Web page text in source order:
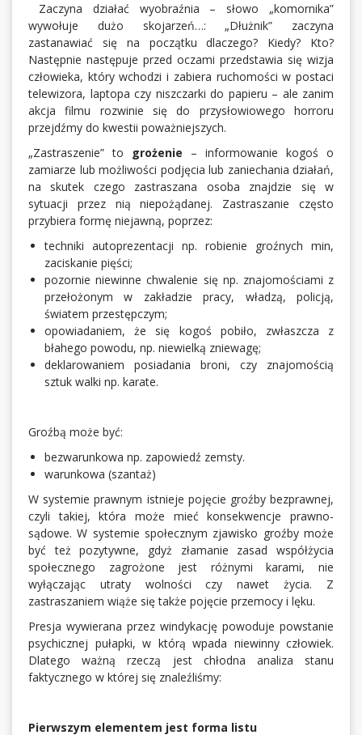
Zaczyna działać wyobraźnia – słowo „komornika”
wywołuje dużo skojarzeń…: „Dłużnik” zaczyna
zastanawiać się na początku dlaczego? Kiedy? Kto?
Następnie następuje przed oczami przedstawia się wizja
człowieka, który wchodzi i zabiera ruchomości w postaci
telewizora, laptopa czy niszczarki do papieru – ale zanim
akcja filmu rozwinie się do przysłowiowego horroru
przejdźmy do kwestii poważniejszych.
„Zastraszenie” to grożenie – informowanie kogoś o
zamiarze lub możliwości podjęcia lub zaniechania działań,
na skutek czego zastraszana osoba znajdzie się w
sytuacji przez nią niepożądanej. Zastraszanie często
przybiera formę niejawną, poprzez:
techniki autoprezentacji np. robienie groźnych min,
zaciskanie pięści;
pozornie niewinne chwalenie się np. znajomościami z
przełożonym w zakładzie pracy, władzą, policją,
światem przestępczym;
opowiadaniem, że się kogoś pobiło, zwłaszcza z
błahego powodu, np. niewielką zniewagę;
deklarowaniem posiadania broni, czy znajomością
sztuk walki np. karate.
Groźbą może być:
bezwarunkowa np. zapowiedź zemsty.
warunkowa (szantaż)
W systemie prawnym istnieje pojęcie groźby bezprawnej,
czyli takiej, która może mieć konsekwencje prawno-
sądowe. W systemie społecznym zjawisko groźby może
być też pozytywne, gdyż złamanie zasad współżycia
społecznego zagrożone jest różnymi karami, nie
wyłączając utraty wolności czy nawet życia. Z
zastraszaniem wiąże się także pojęcie przemocy i lęku.
Presja wywierana przez windykację powoduje powstanie
psychicznej pułapki, w którą wpada niewinny człowiek.
Dlatego ważną rzeczą jest chłodna analiza stanu
faktycznego w której się znaleźliśmy:
Pierwszym elementem jest forma listu